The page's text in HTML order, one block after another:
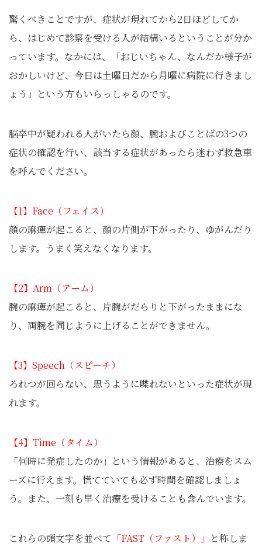
驚くべきことですが、症状が現れてから2日ほどしてか
ら、はじめて診察を受ける人が結構いるということが分か
っています。なかには、「おじいちゃん、なんだか様子が
おかしいけど、今日は土曜日だから月曜に病院に行きまし
ょう」という方もいらっしゃるのです。
脳卒中が疑われる人がいたら顔、腕およびことばの3つの
症状の確認を行い、該当する症状があったら迷わず救急車
を呼んでください。
【1】Face（フェイス）
顔の麻痺が起こると、顔の片側が下がったり、ゆがんだり
します。うまく笑えなくなります。
【2】Arm（アーム）
腕の麻痺が起こると、片腕がだらりと下がったままにな
り、両腕を同じように上げることができません。
【3】Speech（スピーチ）
ろれつが回らない、思うように喋れないといった症状が現
れます。
【4】Time（タイム）
「何時に発症したのか」という情報があると、治療をスム
ーズに行えます。慌てていても必ず時間を確認しましょ
う。また、一刻も早く治療を受けることも含んでいます。
これらの頭文字を並べて 「FAST（ファスト）」 と称しま